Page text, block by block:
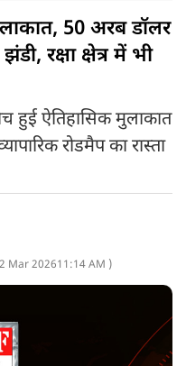
50 अरब डॉलर
रक्षा क्षेत्र में भी
हुई ऐतिहासिक मुलाकात
रोडमैप का रास्ता
Mar 202611:14 AM )